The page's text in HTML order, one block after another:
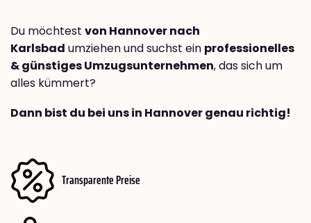
Du möchtest von Hannover nach
Karlsbad umziehen und suchst ein professionelles
& günstiges Umzugsunternehmen, das sich um
alles kümmert?
Dann bist du bei uns in Hannover genau richtig!
Transparente Preise